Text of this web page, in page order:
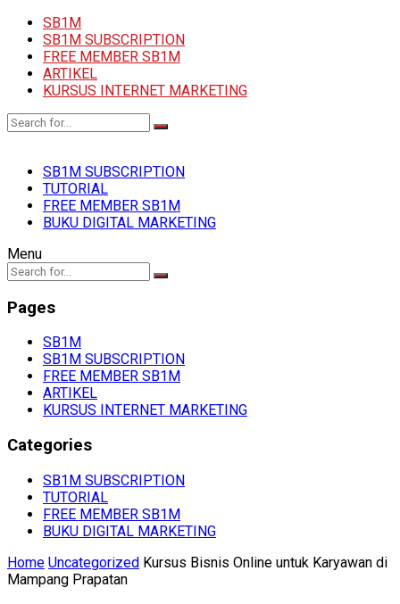
SB1M
SB1M SUBSCRIPTION
FREE MEMBER SB1M
ARTIKEL
KURSUS INTERNET MARKETING
SB1M SUBSCRIPTION
TUTORIAL
FREE MEMBER SB1M
BUKU DIGITAL MARKETING
Menu
Pages
SB1M
SB1M SUBSCRIPTION
FREE MEMBER SB1M
ARTIKEL
KURSUS INTERNET MARKETING
Categories
SB1M SUBSCRIPTION
TUTORIAL
FREE MEMBER SB1M
BUKU DIGITAL MARKETING
Home Uncategorized Kursus Bisnis Online untuk Karyawan di
Mampang Prapatan